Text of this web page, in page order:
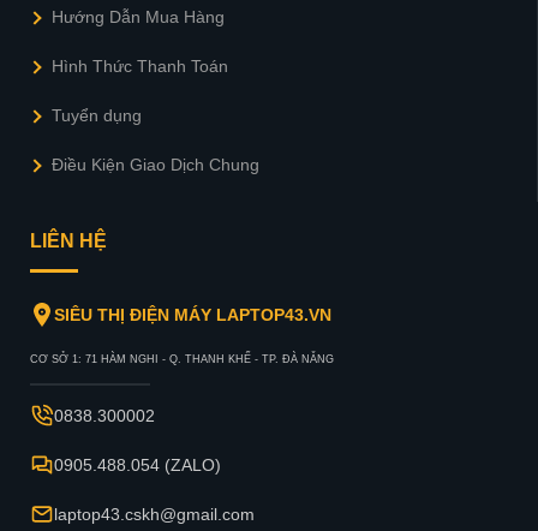
Hướng Dẫn Mua Hàng
Hình Thức Thanh Toán
Tuyển dụng
Điều Kiện Giao Dịch Chung
LIÊN HỆ
SIÊU THỊ ĐIỆN MÁY LAPTOP43.VN
CƠ SỞ 1: 71 HÀM NGHI - Q. THANH KHẾ - TP. ĐÀ NẴNG
0838.300002
0905.488.054 (ZALO)
laptop43.cskh@gmail.com